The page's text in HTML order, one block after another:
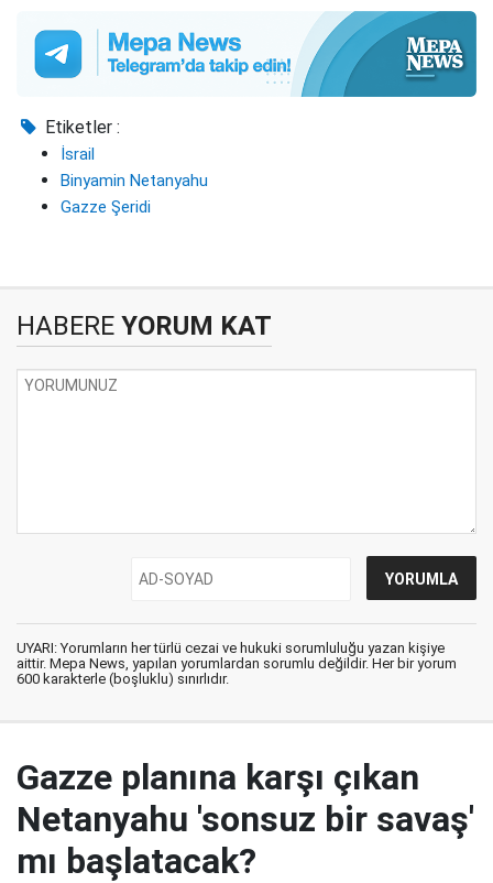
Etiketler :
İsrail
Binyamin Netanyahu
Gazze Şeridi
HABERE YORUM KAT
UYARI: Yorumların her türlü cezai ve hukuki sorumluluğu yazan kişiye
aittir. Mepa News, yapılan yorumlardan sorumlu değildir. Her bir yorum
600 karakterle (boşluklu) sınırlıdır.
Gazze planına karşı çıkan
Netanyahu 'sonsuz bir savaş'
mı başlatacak?